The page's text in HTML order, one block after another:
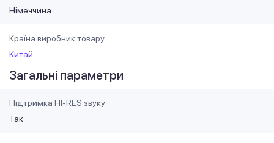
Німеччина
Країна виробник товару
Китай
Загальні параметри
Підтримка HI-RES звуку
Так